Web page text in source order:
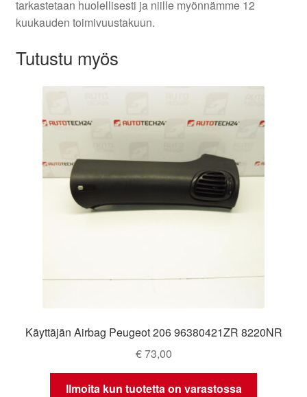
tarkastetaan huolellisesti ja niille myönnämme 12
kuukauden toimivuustakuun.
Tutustu myös
Käyttäjän Airbag Peugeot 206 96380421ZR 8220NR
€73,00
Ilmoita kun tuotetta on varastossa